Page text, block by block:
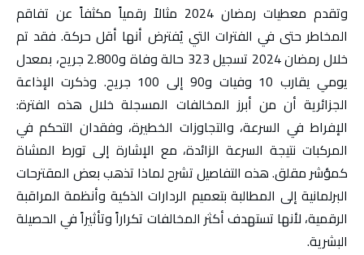
وتقدم معطيات رمضان 2024 مثالاً رقمياً مكثفاً عن تفاقم
المخاطر حتى في الفترات التي يُفترض أنها أقل حركة. فقد تم
خلال رمضان 2024 تسجيل 323 حالة وفاة و2.800 جريح، بمعدل
يومي يقارب 10 وفيات و90 إلى 100 جريح. وذكرت الإذاعة
الجزائرية أن من أبرز المخالفات المسجلة خلال هذه الفترة:
الإفراط في السرعة، والتجاوزات الخطيرة، وفقدان التحكم في
المركبات نتيجة السرعة الزائدة، مع الإشارة إلى تورط المشاة
كمؤشر مقلق. هذه التفاصيل تشرح لماذا تذهب بعض المقترحات
البرلمانية إلى المطالبة بتعميم الردارات الذكية وأنظمة المراقبة
الرقمية، لأنها تستهدف أكثر المخالفات تكراراً وتأثيراً في الحصيلة
البشرية.